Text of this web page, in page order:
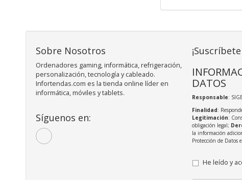
Sobre Nosotros
Ordenadores gaming, informática, refrigeración,
personalización, tecnología y cableado.
Infortendas.com es la tienda online líder en
informática, móviles y tablets.
Síguenos en:
DATOS
Responsable:
Finalidad:
Legitimación:
obligación legal;
la información
Protección de Datos
He leído y